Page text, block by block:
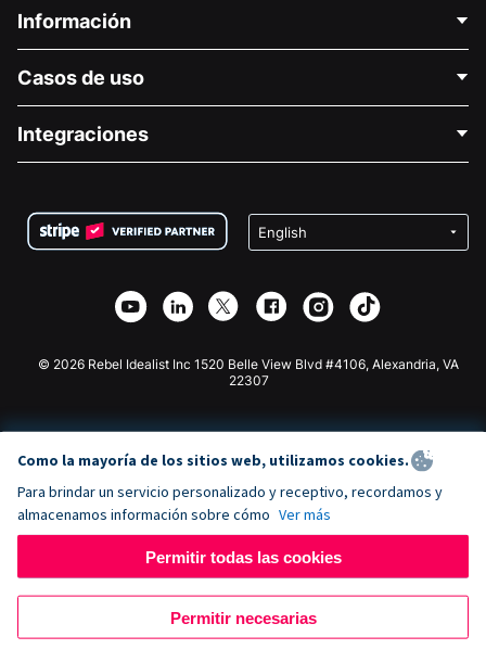
Información
Acerca de nosotros
Carreras
Privacidad
Asociación de afiliados
Casos de uso
Recaudación de fondos para fines médicos
Recaudación de fondos para escuelas
Integraciones
Plugin de donaciones de Wix
Aplicación de donaciones de Webflow
Donaciones de Joomla
© 2026 Rebel Idealist Inc 1520 Belle View Blvd #4106, Alexandria, VA
22307
Como la mayoría de los sitios web, utilizamos cookies.
Para brindar un servicio personalizado y receptivo, recordamos y
almacenamos información sobre cómo Ver más
Permitir todas las cookies
Permitir necesarias